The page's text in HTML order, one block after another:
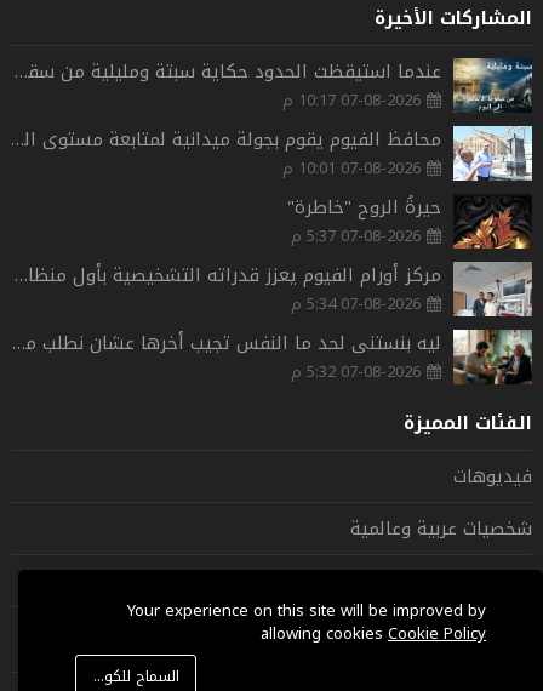
المشاركات الأخيرة
عندما استيقظت الحدود حكاية سبتة ومليلية من سقوط الأندلس الى اليوم
07-08-2026 10:17 م
محافظ الفيوم يقوم بجولة ميدانية لمتابعة مستوى الخدمات العامة.بمدينة الفيوم.
07-08-2026 10:01 م
حيرةُ الروح "خاطرة"
07-08-2026 5:37 م
مركز أورام الفيوم يعزز قدراته التشخيصية بأول منظار حديث للأمعاء الدقيقة بشمال الصعيد.
07-08-2026 5:34 م
ليه بنستنى لحد ما النفس تجيب أخرها عشان نطلب مساعدة؟
07-08-2026 5:32 م
الفئات المميزة
فيديوهات
شخصيات عربية وعالمية
دين ودنيا
اخبار عاجلة
Your experience on this site will be improved by
allowing cookies Cookie Policy
السماح للكوكيز